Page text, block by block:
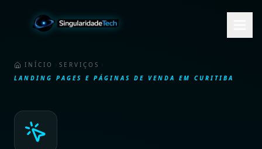
INÍCIO
SERVIÇOS
LANDING PAGES E PÁGINAS DE VENDA EM CURITIBA